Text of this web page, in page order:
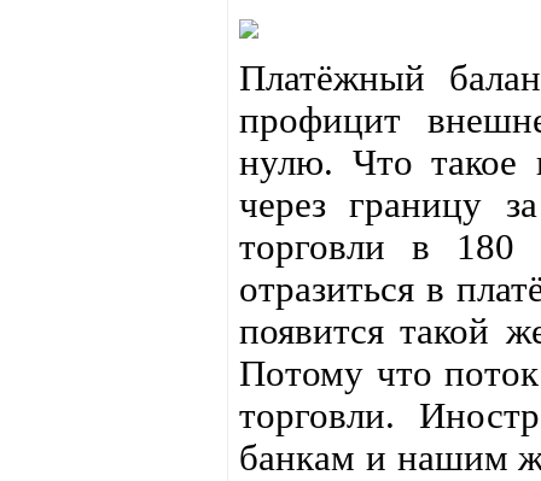
Платёжный
профицит
нулю. Что такое
через границу
торговли в
отразиться в
появится такой
Потому что
торговли.
банкам и нашим